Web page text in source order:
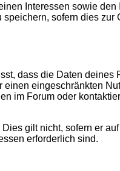
Interessen sowie
sofern dies zur
dass die Daten
eingeschränkten
im Forum oder
gilt nicht, sofern er
erforderlich sind.